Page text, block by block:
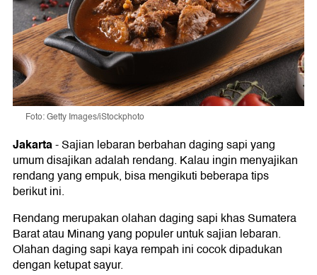
Foto: Getty Images/iStockphoto
Jakarta-Sajian lebaran berbahan daging sapi yang
umum disajikan adalah rendang. Kalau ingin menyajikan
rendang yang empuk, bisa mengikuti beberapa tips
berikut ini.
Rendang merupakan olahan daging sapi khas Sumatera
Barat atau Minang yang populer untuk sajian lebaran.
Olahan daging sapi kaya rempah ini cocok dipadukan
dengan ketupat sayur.